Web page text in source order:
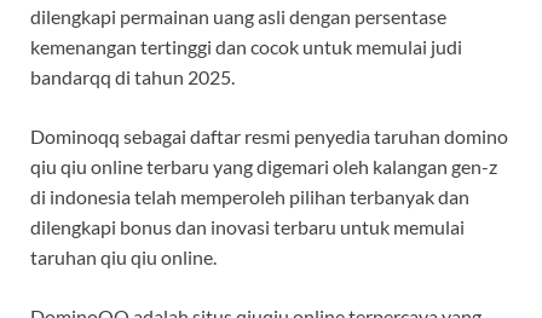
dilengkapi permainan uang asli dengan persentase
kemenangan tertinggi dan cocok untuk memulai judi
bandarqq di tahun 2025.
Dominoqq sebagai daftar resmi penyedia taruhan domino
qiu qiu online terbaru yang digemari oleh kalangan gen-z
di indonesia telah memperoleh pilihan terbanyak dan
dilengkapi bonus dan inovasi terbaru untuk memulai
taruhan qiu qiu online.